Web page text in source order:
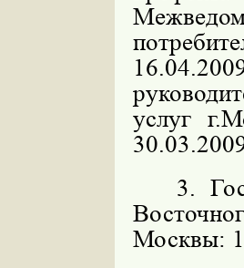
услуг
3.
Москвы: